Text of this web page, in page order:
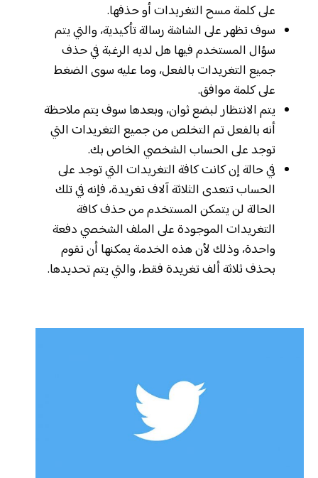
على كلمة مسح التغريدات أو حذفها.
سوف تظهر على الشاشة رسالة تأكيدية، والتي يتم
سؤال المستخدم فيها هل لديه الرغبة في حذف
جميع التغريدات بالفعل، وما عليه سوى الضغط
على كلمة موافق.
يتم الانتظار لبضع ثوان، وبعدها سوف يتم ملاحظة
أنه بالفعل تم التخلص من جميع التغريدات التي
توجد على الحساب الشخصي الخاص بك.
في حالة إن كانت كافة التغريدات التي توجد على
الحساب تتعدى الثلاثة آلاف تغريدة، فإنه في تلك
الحالة لن يتمكن المستخدم من حذف كافة
التغريدات الموجودة على الملف الشخصي دفعة
واحدة، وذلك لأن هذه الخدمة يمكنها أن تقوم
بحذف ثلاثة ألف تغريدة فقط، والتي يتم تحديدها.